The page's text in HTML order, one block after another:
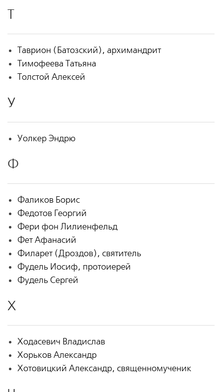
Т
Таврион (Батозский), архимандрит
Тимофеева Татьяна
Толстой Алексей
У
Уолкер Эндрю
Ф
Фаликов Борис
Федотов Георгий
Фери фон Лилиенфельд
Фет Афанасий
Филарет (Дроздов), святитель
Фудель Иосиф, протоиерей
Фудель Сергей
Х
Ходасевич Владислав
Хорьков Александр
Хотовицкий Александр, священномученик